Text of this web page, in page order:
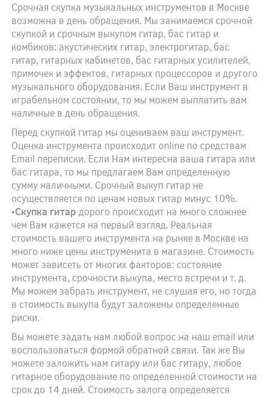
Срочная скупка музыкальных инструментов в Москве
возможна в день обращения. Мы занимаемся срочной
скупкой и срочным выкупом гитар, бас гитар и
комбиков: акустических гитар, электрогитар, бас
гитар, гитарных кабинетов, бас гитарных усилителей,
примочек и эффектов, гитарных процессоров и другого
музыкального оборудования. Если Ваш инструмент в
играбельном состоянии, то мы можем выплатить вам
наличные в день обращения.
Перед скупкой гитар мы оцениваем ваш инструмент.
Оценка инструмента происходит online по средствам
Email переписки. Если Нам интересна ваша гитара или
бас гитара, то мы предлагаем Вам определенную
сумму наличными. Срочный выкуп гитар не
осуществляется по ценам новых гитар минус 10%.
•Скупка гитар дорого происходит на много сложнее
чем Вам кажется на первый взгляд. Реальная
стоимость вашего инструмента на рынке в Москве на
много ниже цены инструменита в магазине. Стоимость
может зависеть от многих факторов: состояние
инструмента, срочности выкупа, место встречи и т. д.
Мы можем забрать инструмент, не слушая его, но тогда
в стоимость выкупа будут заложены определенные
риски.
Вы можете задать нам любой вопрос на наш email или
воспользоваться формой обратной связи. Так же Вы
можете заложить нам гитару или бас гитару, любое
гитарное оборудование по определенной стоимости на
срок до 14 дней. Стоимость залога определяется